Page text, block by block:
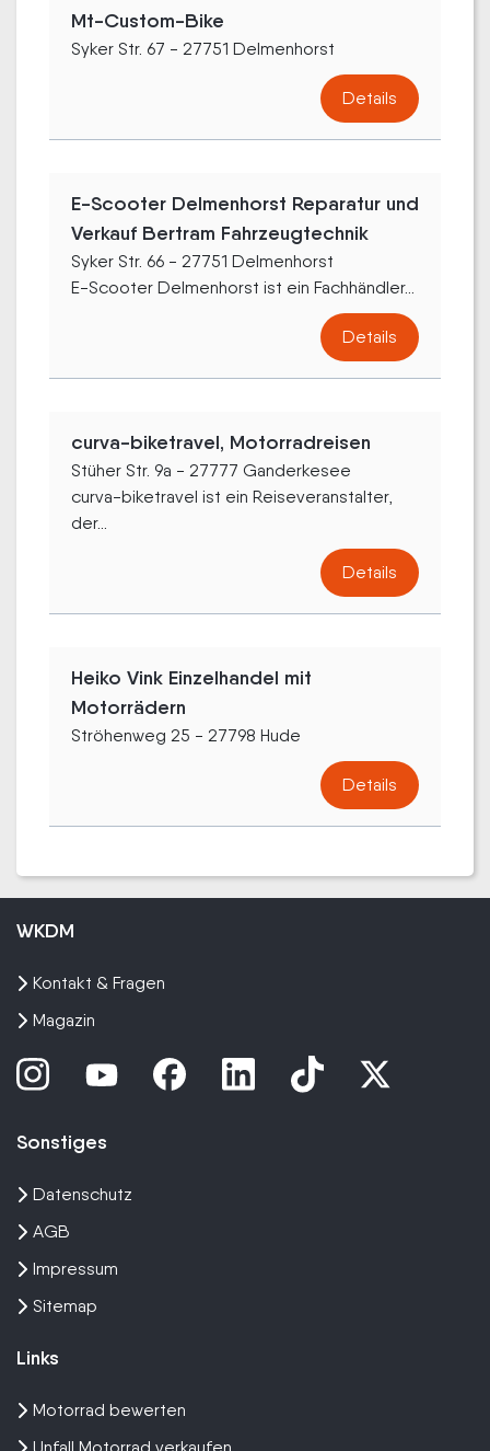
Mt-Custom-Bike
Syker Str. 67 - 27751 Delmenhorst
Details
E-Scooter Delmenhorst Reparatur und
Verkauf Bertram Fahrzeugtechnik
Syker Str. 66 - 27751 Delmenhorst
E-Scooter Delmenhorst ist ein Fachhändler...
Details
curva-biketravel, Motorradreisen
Stüher Str. 9a - 27777 Ganderkesee
curva-biketravel ist ein Reiseveranstalter,
der...
Details
Heiko Vink Einzelhandel mit
Motorrädern
Ströhenweg 25 - 27798 Hude
Details
WKDM
Kontakt & Fragen
Magazin
Sonstiges
Datenschutz
AGB
Impressum
Sitemap
Links
Motorrad bewerten